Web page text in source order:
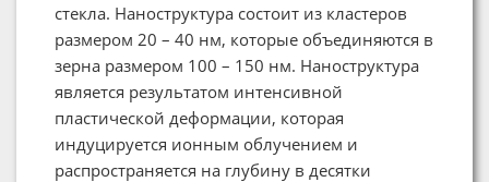
стекла. Наноструктура состоит из кластеров
размером 20 – 40 нм, которые объединяются в
зерна размером 100 – 150 нм. Наноструктура
является результатом интенсивной
пластической деформации, которая
индуцируется ионным облучением и
распространяется на глубину в десятки